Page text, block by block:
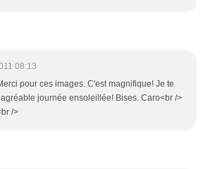
08:13
pour ces images. C'est magnifique! Je te
journée ensoleillée! Bises. Caro<br />
/>